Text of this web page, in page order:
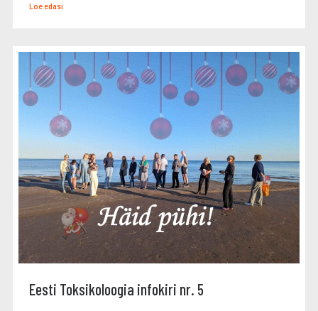
Loe edasi
Eesti Toksikoloogia infokiri nr. 5